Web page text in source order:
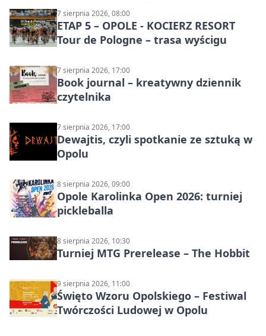
7 sierpnia 2026, 08:00
ETAP 5 – OPOLE - KOCIERZ RESORT
Tour de Pologne – trasa wyścigu
7 sierpnia 2026, 17:00
Book journal – kreatywny dziennik
czytelnika
7 sierpnia 2026, 17:00
Dewajtis, czyli spotkanie ze sztuką w
Opolu
8 sierpnia 2026, 09:00
Opole Karolinka Open 2026: turniej
pickleballa
8 sierpnia 2026, 10:30
Turniej MTG Prerelease – The Hobbit
9 sierpnia 2026, 11:00
Święto Wzoru Opolskiego – Festiwal
Twórczości Ludowej w Opolu